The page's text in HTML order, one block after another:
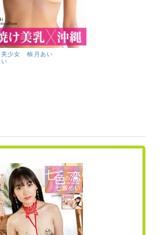
美少女 柚月あい